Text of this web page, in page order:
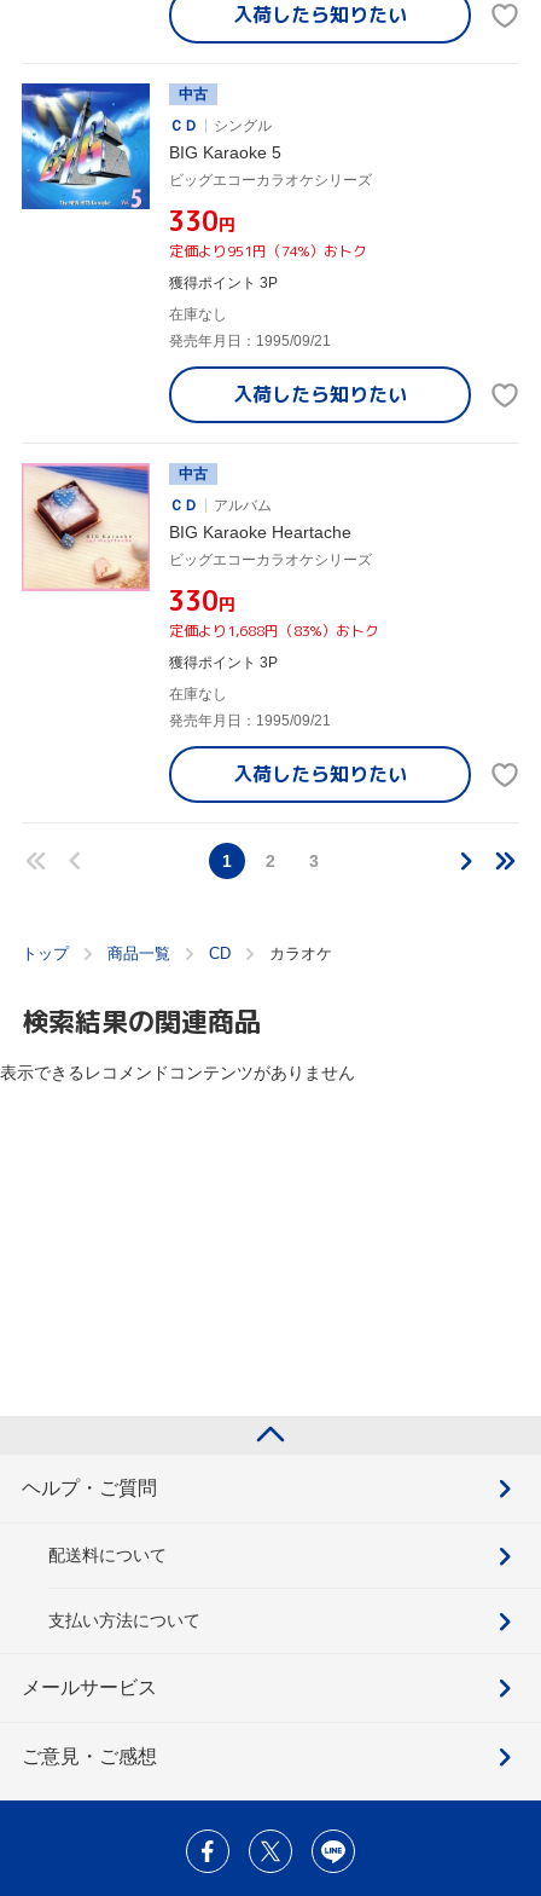
入荷したら知りたい
中古
ＣＤ
シングル
BIG Karaoke 5
ビッグエコーカラオケシリーズ
¥330円
定価より951円（74%）おトク
獲得ポイント 3P
在庫なし
発売年月日：1995/09/21
入荷したら知りたい
中古
ＣＤ
アルバム
BIG Karaoke Heartache
ビッグエコーカラオケシリーズ
¥330円
定価より1,688円（83%）おトク
獲得ポイント 3P
在庫なし
発売年月日：1995/09/21
入荷したら知りたい
1 2 3
トップ 商品一覧 CD カラオケ
検索結果の関連商品
表示できるレコメンドコンテンツがありません
ヘルプ・ご質問
配送料について
支払い方法について
メールサービス
ご意見・ご感想